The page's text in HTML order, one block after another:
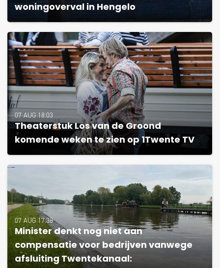
woningoverval in Hengelo
07 AUG 18:03
Theaterstuk Los van de Groond
komende weken te zien op 1Twente TV
07 AUG 17:38
Minister denkt nog niet aan
compensatie voor bedrijven vanwege
afsluiting Twentekanaal: